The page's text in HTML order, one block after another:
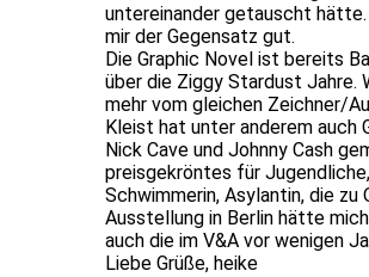
untereinander getauscht
mir der Gegensatz gut.
Die Graphic Novel ist bereits
über die Ziggy Stardust Jahre.
mehr vom gleichen Zeichner/
Kleist hat unter anderem auch
Nick Cave und Johnny Cash
preisgekröntes für
Schwimmerin, Asylantin, die zu
Ausstellung in Berlin hätte
auch die im V&A vor wenigen
Liebe Grüße, heike